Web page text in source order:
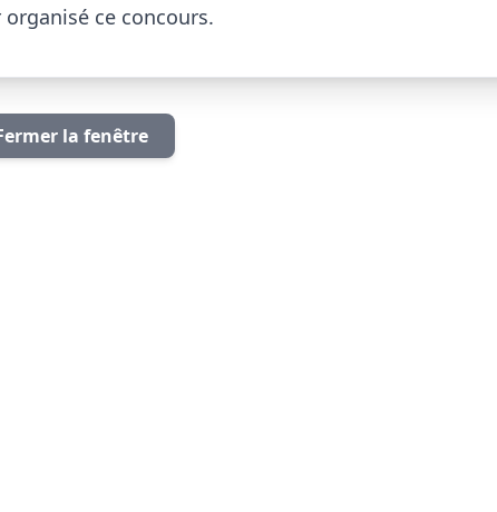
organisé ce concours.
la fenêtre